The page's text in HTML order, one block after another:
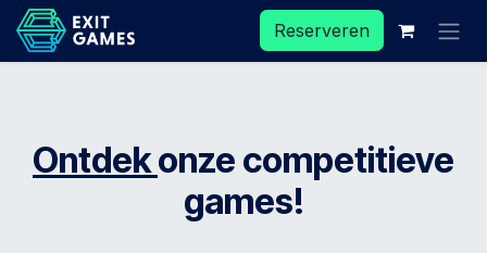
Overslaan naar inhoud
Reserveren
Ontdekonze competitieve
games!